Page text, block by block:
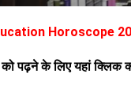
Horoscope
को पढ़ने के लिए यहां क्लिक